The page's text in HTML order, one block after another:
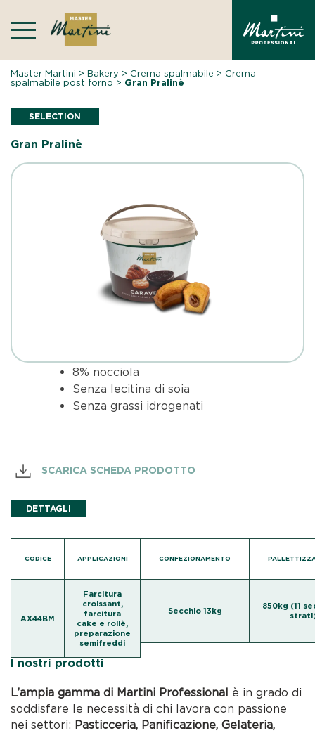
content
Master Martini >Bakery > Crema spalmabile > Crema
spalmabile post forno > Gran Pralinè
SELECTION
Gran Pralinè
8% nocciola
Senza lecitina di soia
Senza grassi idrogenati
SCARICA SCHEDA PRODOTTO
DETTAGLI
CODICE APPLICAZIONI
AX44BM
Farcitura
croissant,
farcitura
cake e rollè,
preparazione
semifreddi
CONFEZIONAMENTO
Secchio 13kg
850kg (11
I nostri prodotti
L’ampia gamma di Martini Professional è in grado di
soddisfare le necessità di chi lavora con passione
nei settori: Pasticceria, Panificazione, Gelateria,